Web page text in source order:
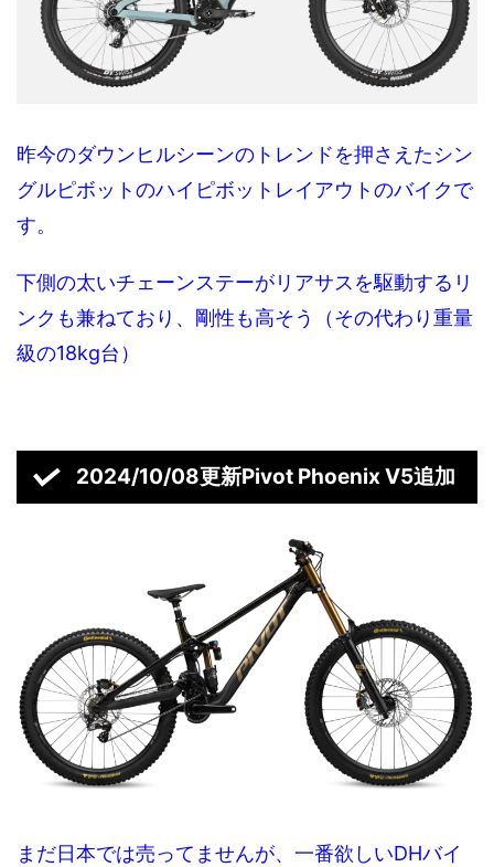
昨今のダウンヒルシーンのトレンドを押さえたシン
グルピボットのハイピボットレイアウトのバイクで
す。
下側の太いチェーンステーがリアサスを駆動するリ
ンクも兼ねており、剛性も高そう（その代わり重量
級の18kg台）
2024/10/08更新Pivot Phoenix V5追加
まだ日本では売ってませんが、一番欲しいDHバイ